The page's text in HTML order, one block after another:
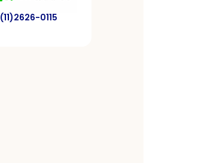
(11)2626-0115